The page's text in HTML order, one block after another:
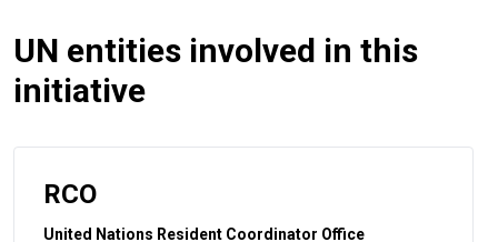
UN entities involved in this
initiative
RCO
United Nations Resident Coordinator Office